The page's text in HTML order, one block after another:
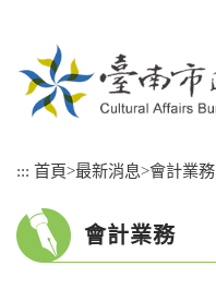
::: 首頁>最新消息>會計業務
會計業務